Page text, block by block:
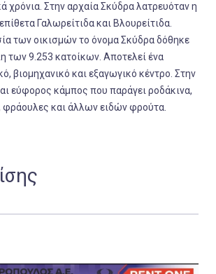
χρόνια. Στην αρχαία Σκύδρα λατρευόταν η
Γαλωρείτιδα και Βλουρείτιδα.
των οικισμών το όνομα Σκύδρα δόθηκε
των 9.253 κατοίκων. Αποτελεί ένα
βιομηχανικό και εξαγωγικό κέντρο. Στην
εύφορος κάμπος που παράγει ροδάκινα,
φράουλες και άλλων ειδών φρούτα.
Αγροτικά
Οικονομία
Πολιτική
Αθλητικά
Αστυνομικό Δελτίο